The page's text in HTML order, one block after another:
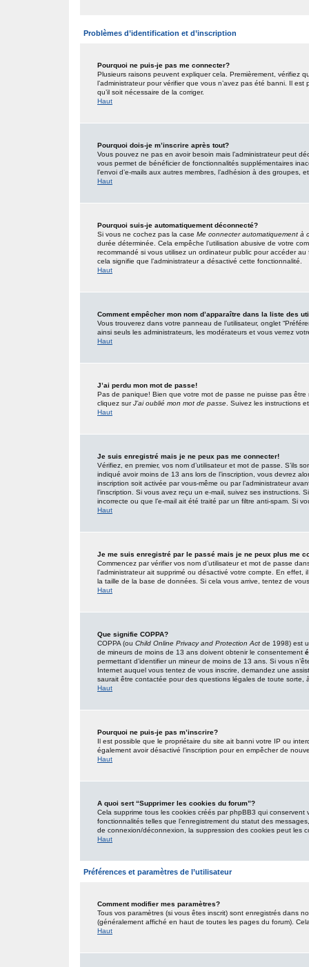
Problèmes d’identification et d’inscription
Pourquoi ne puis-je pas me connecter?
Plusieurs raisons peuvent expliquer cela. Premièrement, vérifiez
l’administrateur pour vérifier que vous n’avez pas été banni. Il
qu’il soit nécessaire de la corriger.
Haut
Pourquoi dois-je m’inscrire après tout?
Vous pouvez ne pas en avoir besoin mais l’administrateur peut
vous permet de bénéficier de fonctionnalités supplémentaires
l’envoi d’e-mails aux autres membres, l’adhésion à des groupes,
Haut
Pourquoi suis-je automatiquement déconnecté?
Si vous ne cochez pas la case Me connecter automatiquement à
durée déterminée. Cela empêche l’utilisation abusive de votre
recommandé si vous utilisez un ordinateur public pour accéder
cela signifie que l’administrateur a désactivé cette fonctionnalité.
Haut
Comment empêcher mon nom d’apparaître dans la liste des
Vous trouverez dans votre panneau de l’utilisateur, onglet
ainsi seuls les administrateurs, les modérateurs et vous verrez
Haut
J’ai perdu mon mot de passe!
Pas de panique! Bien que votre mot de passe ne puisse pas
cliquez surJ’ai oublié mon mot de passe . Suivez les instructions
Haut
Je suis enregistré mais je ne peux pas me connecter!
Vérifiez, en premier, vos nom d’utilisateur et mot de passe. S’ils
indiqué avoir moins de 13 ans lors de l’inscription, vous devrez
inscription soit activée par vous-même ou par l’administrateur
l’inscription. Si vous avez reçu un e-mail, suivez ses instructions.
incorrecte ou que l’e-mail ait été traité par un filtre anti-spam. Si
Haut
Je me suis enregistré par le passé mais je ne peux plus me
Commencez par vérifier vos nom d’utilisateur et mot de passe
l’administrateur ait supprimé ou désactivé votre compte. En
la taille de la base de données. Si cela vous arrive, tentez de
Haut
Que signifie COPPA?
COPPA (ou Child Online Privacy and Protection Act de 1998) est
de mineurs de moins de 13 ans doivent obtenir le consentement
permettant d’identifier un mineur de moins de 13 ans. Si vous
Internet auquel vous tentez de vous inscrire, demandez une
saurait être contactée pour des questions légales de toute sorte,
Haut
Pourquoi ne puis-je pas m’inscrire?
Il est possible que le propriétaire du site ait banni votre IP ou
également avoir désactivé l’inscription pour en empêcher de
Haut
A quoi sert “Supprimer les cookies du forum”?
Cela supprime tous les cookies créés par phpBB3 qui
fonctionnalités telles que l’enregistrement du statut des
de connexion/déconnexion, la suppression des cookies peut les
Haut
Préférences et paramètres de l’utilisateur
Comment modifier mes paramètres?
Tous vos paramètres (si vous êtes inscrit) sont enregistrés dans
(généralement affiché en haut de toutes les pages du forum).
Haut